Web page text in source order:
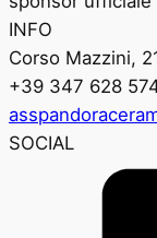
INFO
Corso Mazzini,
+39 347 628
SOCIAL